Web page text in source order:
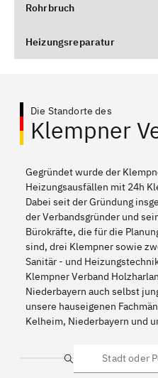
Rohrbruch
Heizungsreparatur
Die Standorte des
Klempner
Gegründet wurde der
Heizungsausfällen mit 24h
Dabei seit der Gründung
der Verbandsgründer und
Bürokräfte, die für die
sind, drei Klempner sowie
Sanitär - und
Klempner Verband
Niederbayern auch selbst
unsere hauseigenen
Kelheim, Niederbayern und
Suche